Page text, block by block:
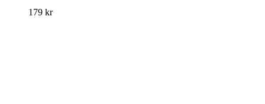
179 kr